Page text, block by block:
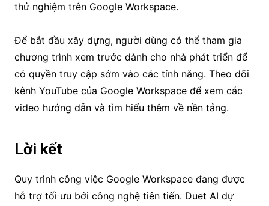
thử nghiệm trên Google Workspace.
Để bắt đầu xây dựng, người dùng có thể tham gia
chương trình xem trước dành cho nhà phát triển để
có quyền truy cập sớm vào các tính năng. Theo dõi
kênh YouTube của Google Workspace để xem các
video hướng dẫn và tìm hiểu thêm về nền tảng.
Lời kết
Quy trình công việc Google Workspace đang được
hỗ trợ tối ưu bởi công nghệ tiên tiến. Duet AI dự